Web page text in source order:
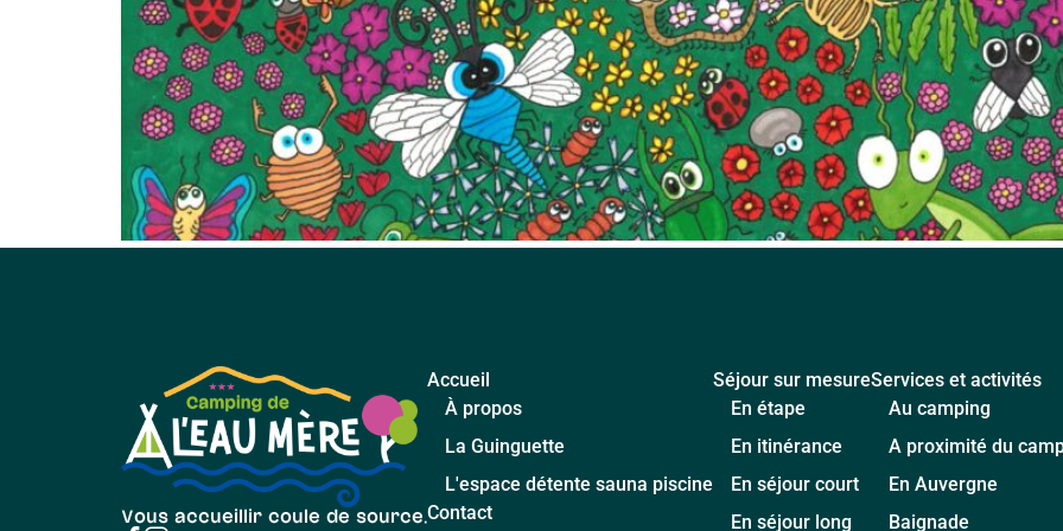
Vous accueillir coule de source.
Accueil
À propos
La Guinguette
L'espace détente sauna piscine
Contact
Séjour sur mesure
En étape
En itinérance
En séjour court
En séjour long
Services et activités
Au camping
A proximité du
En Auvergne
Baignade